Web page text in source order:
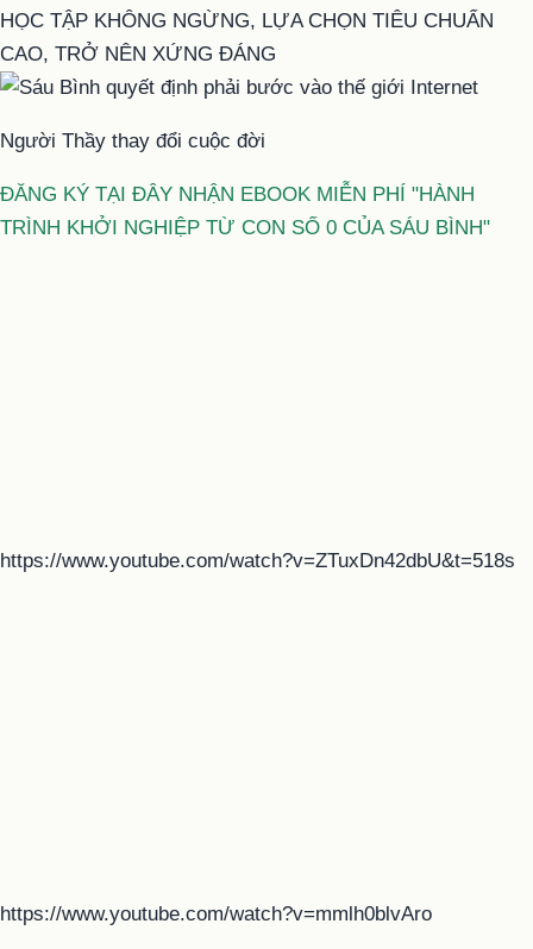
HỌC TẬP KHÔNG NGỪNG, LỰA CHỌN TIÊU CHUẨN
CAO, TRỞ NÊN XỨNG ĐÁNG
Người Thầy thay đổi cuộc đời
ĐĂNG KÝ TẠI ĐÂY NHẬN EBOOK MIỄN PHÍ "HÀNH
TRÌNH KHỞI NGHIỆP TỪ CON SỐ 0 CỦA SÁU BÌNH"
https://www.youtube.com/watch?v=ZTuxDn42dbU&t=518s
https://www.youtube.com/watch?v=mmlh0blvAro